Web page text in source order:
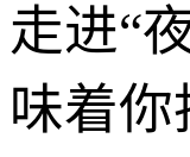
走进“
味着